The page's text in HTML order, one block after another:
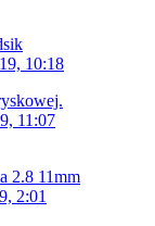
10:18
11:07
2.8 11mm
2:01